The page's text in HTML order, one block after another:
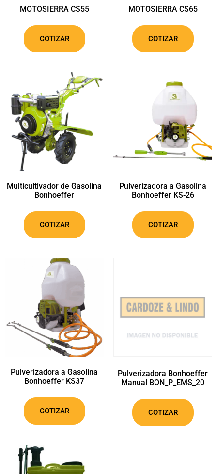
MOTOSIERRA CS55
COTIZAR
MOTOSIERRA CS65
COTIZAR
Multicultivador de Gasolina
Bonhoeffer
COTIZAR
Pulverizadora a Gasolina
Bonhoeffer KS-26
COTIZAR
Pulverizadora a Gasolina
Bonhoeffer KS37
COTIZAR
Pulverizadora Bonhoeffer
Manual BON_P_EMS_20
COTIZAR